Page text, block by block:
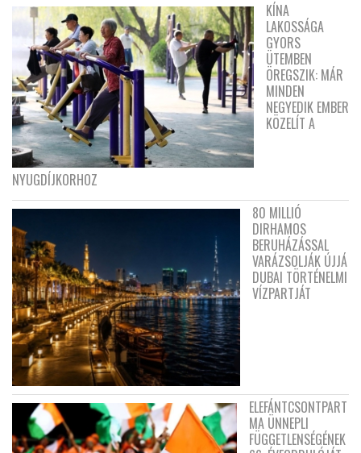
KÍNA
LAKOSSÁGA
GYORS
ÜTEMBEN
ÖREGSZIK: MÁR
MINDEN
NEGYEDIK EMBER
KÖZELÍT A
NYUGDÍJKORHOZ
80 MILLIÓ
DIRHAMOS
BERUHÁZÁSSAL
VARÁZSOLJÁK ÚJJÁ
DUBAI TÖRTÉNELMI
VÍZPARTJÁT
ELEFÁNTCSONTPART
MA ÜNNEPLI
FÜGGETLENSÉGÉNEK